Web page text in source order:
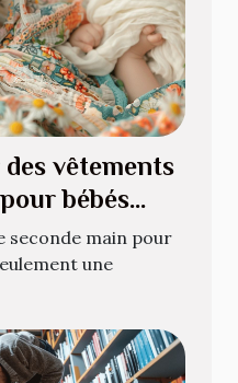
vêtements
bébés
seconde main pour
une